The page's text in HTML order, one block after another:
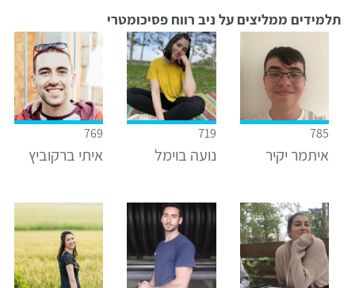
תלמידים ממליצים על ניב רווח פסיכומטרי
785
איתמר יקיר
719
נועה בוימל
769
איתי ברקוביץ